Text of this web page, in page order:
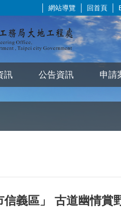
網站導覽 回首頁
訊 公告資訊 申請
信義區」 古道幽情賞